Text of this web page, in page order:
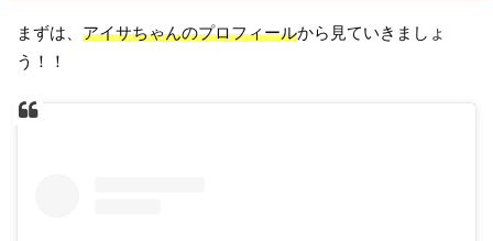
まずは、アイサちゃんのプロフィールから見ていきましょ
う！！